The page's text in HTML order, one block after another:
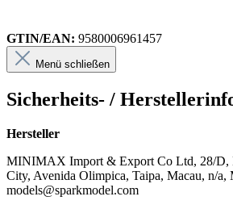
GTIN/EAN: 9580006961457
Menü schließen
Sicherheits- /
Hersteller
MINIMAX Import & Export Co Ltd, 28/D,
City, Avenida Olimpica, Taipa, Macau, n/a,
models@sparkmodel.com